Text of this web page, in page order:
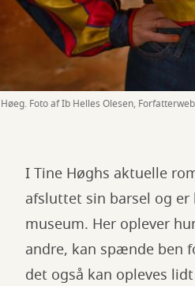
Foto af Ib Helles Olesen, Forfatterweb
I Tine Høghs aktuelle
afsluttet sin barsel og
museum. Her oplever
andre, kan spænde ben
det også kan opleves